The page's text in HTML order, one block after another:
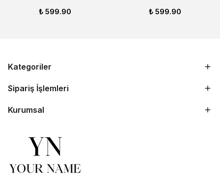
₺ 599.90 ₺ 599.90
Kategoriler
Sipariş İşlemleri
Kurumsal